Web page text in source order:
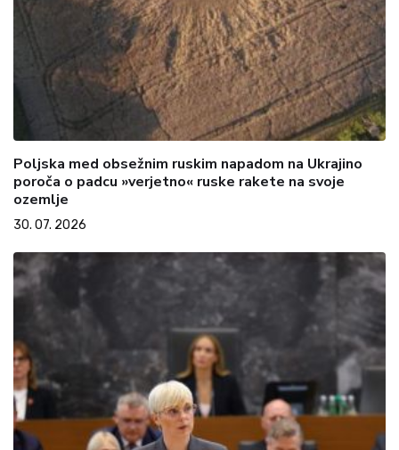
Poljska med obsežnim ruskim napadom na Ukrajino
poroča o padcu »verjetno« ruske rakete na svoje
ozemlje
30. 07. 2026